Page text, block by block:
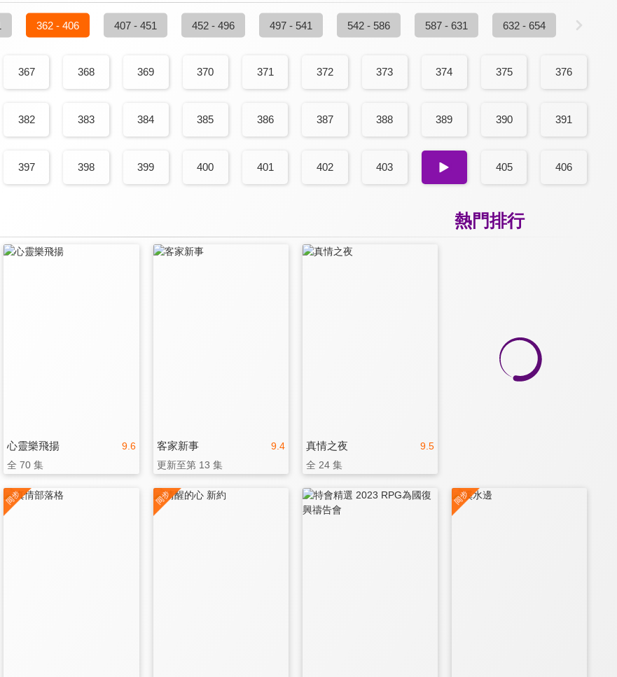
362 - 406 407 - 451 452 - 496 497 - 541 542 - 586 587 - 631 632 - 654
367 368 369 370 371 372 373 374 375 376
382 383 384 385 386 387 388 389 390 391
397 398 399 400 401 402 403 404 405 406
熱門排行
9.6
心靈樂飛揚
全 70 集
9.4
客家新事
更新至第 13 集
9.5
真情之夜
全 24 集